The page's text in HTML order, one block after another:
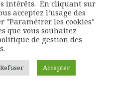
?
vers une nouvelle
intérêts. ​ En cliquant sur
acceptez l‘usage des
"Paramétrer les cookies"
que vous souhaitez
de gestion des
Refuser Accepter